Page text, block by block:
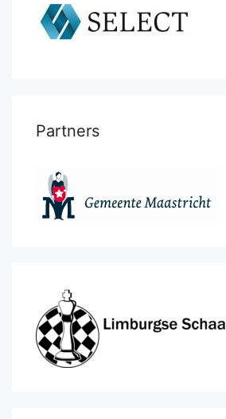
Partners